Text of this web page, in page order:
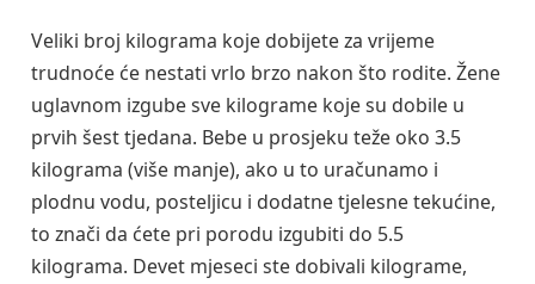
Veliki broj kilograma koje dobijete za vrijeme
trudnoće će nestati vrlo brzo nakon što rodite. Žene
uglavnom izgube sve kilograme koje su dobile u
prvih šest tjedana. Bebe u prosjeku teže oko 3.5
kilograma (više manje), ako u to uračunamo i
plodnu vodu, posteljicu i dodatne tjelesne tekućine,
to znači da ćete pri porodu izgubiti do 5.5
kilograma. Devet mjeseci ste dobivali kilograme,